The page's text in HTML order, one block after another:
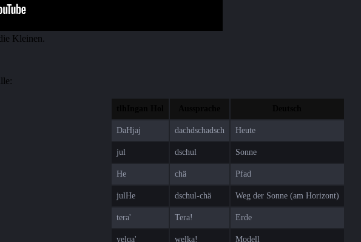
Kleinen.
DaHjaj dachdschadsch Heute
jul dschul Sonne
He chä Pfad
julHe dschul-chä Weg der Sonne (am Horizont)
tera' Tera! Erde
velqa' welka! Modell